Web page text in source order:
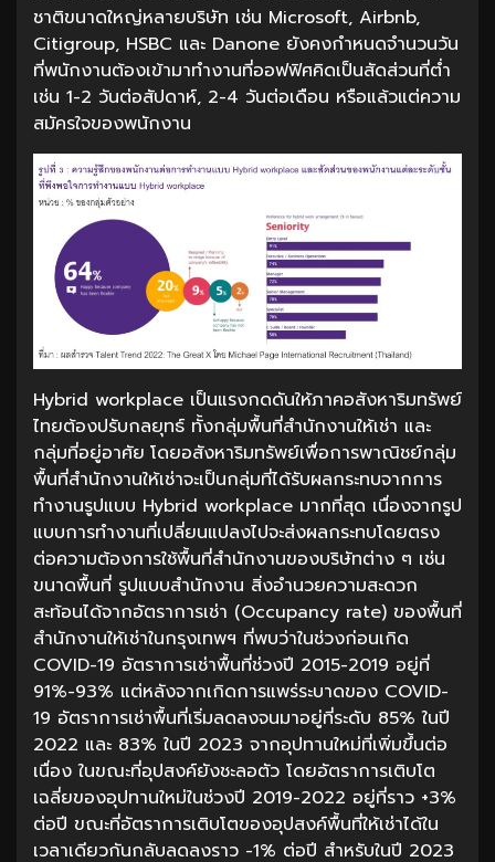
ชาติขนาดใหญ่หลายบริษัท เช่น Microsoft, Airbnb,
Citigroup, HSBC และ Danone ยังคงกำหนดจำนวนวัน
ที่พนักงานต้องเข้ามาทำงานที่ออฟฟิศคิดเป็นสัดส่วนที่ต่ำ
เช่น 1-2 วันต่อสัปดาห์, 2-4 วันต่อเดือน หรือแล้วแต่ความ
สมัครใจของพนักงาน
Hybrid workplace เป็นแรงกดดันให้ภาคอสังหาริมทรัพย์
ไทยต้องปรับกลยุทธ์ ทั้งกลุ่มพื้นที่สำนักงานให้เช่า และ
กลุ่มที่อยู่อาศัย โดยอสังหาริมทรัพย์เพื่อการพาณิชย์กลุ่ม
พื้นที่สำนักงานให้เช่าจะเป็นกลุ่มที่ได้รับผลกระทบจากการ
ทำงานรูปแบบ Hybrid workplace มากที่สุด เนื่องจากรูป
แบบการทำงานที่เปลี่ยนแปลงไปจะส่งผลกระทบโดยตรง
ต่อความต้องการใช้พื้นที่สำนักงานของบริษัทต่าง ๆ เช่น
ขนาดพื้นที่ รูปแบบสำนักงาน สิ่งอำนวยความสะดวก
สะท้อนได้จากอัตราการเช่า (Occupancy rate) ของพื้นที่
สำนักงานให้เช่าในกรุงเทพฯ ที่พบว่าในช่วงก่อนเกิด
COVID-19 อัตราการเช่าพื้นที่ช่วงปี 2015-2019 อยู่ที่
91%-93% แต่หลังจากเกิดการแพร่ระบาดของ COVID-
19 อัตราการเช่าพื้นที่เริ่มลดลงจนมาอยู่ที่ระดับ 85% ในปี
2022 และ 83% ในปี 2023 จากอุปทานใหม่ที่เพิ่มขึ้นต่อ
เนื่อง ในขณะที่อุปสงค์ยังชะลอตัว โดยอัตราการเติบโต
เฉลี่ยของอุปทานใหม่ในช่วงปี 2019-2022 อยู่ที่ราว +3%
ต่อปี ขณะที่อัตราการเติบโตของอุปสงค์พื้นที่ให้เช่าได้ใน
เวลาเดียวกันกลับลดลงราว -1% ต่อปี สำหรับในปี 2023